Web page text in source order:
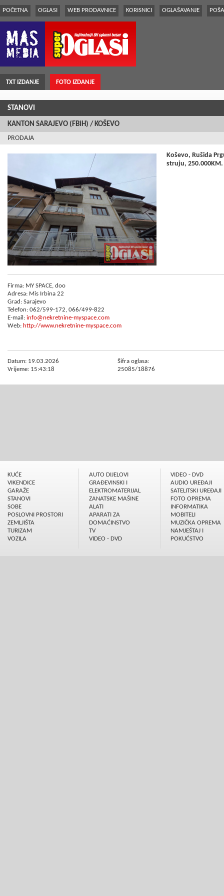
POČETNA OGLASI WEB PRODAVNICE KORISNICI OGLAŠAVANJE
TXT IZDANJE FOTO IZDANJE
STANOVI
KANTON SARAJEVO (FBiH) / KOŠEVO
PRODAJA
Koševo, Rušida
struju, 250.000KM.
Firma: MY SPACE, doo
Adresa: Mis Irbina 22
Grad: Sarajevo
Telefon: 062/599-172, 066/499-822
E-mail: info@nekretnine-myspace.com
Web: http://www.nekretnine-myspace.com
Datum: 19.03.2026
Vrijeme: 15:43:18
Šifra oglasa:
25085/18876
KUĆE
VIKENDICE
GARAŽE
STANOVI
SOBE
POSLOVNI PROSTORI
ZEMLJIŠTA
TURIZAM
VOZILA
AUTO DIJELOVI
GRAÐEVINSKI I
ELEKTROMATERIJAL
ZANATSKE MAŠINE
ALATI
APARATI ZA
DOMAĆINSTVO
TV
VIDEO - DVD
VIDEO - DVD
AUDIO UREÐAJI
SATELITSKI UREÐAJI
FOTO OPREMA
INFORMATIKA
MOBITELI
MUZIČKA OPREMA
NAMJEŠTAJ I
POKUĆSTVO